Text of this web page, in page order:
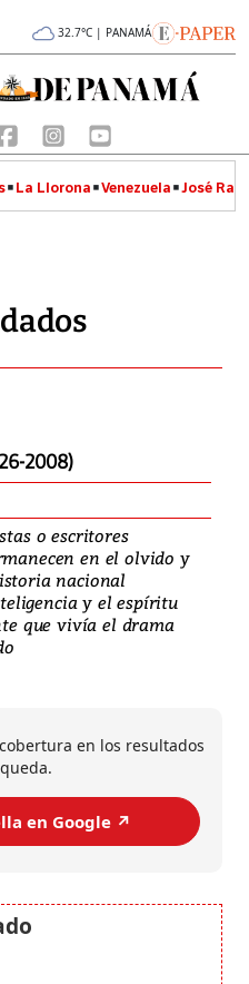
32.7°C | PANAMÁ
La Llorona Venezuela José
2008)
o escritores
en el olvido y
nacional
y el espíritu
que vivía el drama
en los resultados
en Google ↗️